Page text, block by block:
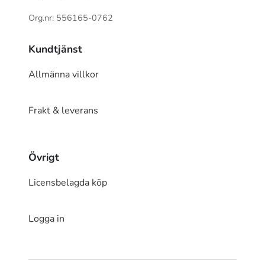
Org.nr: 556165-0762
Kundtjänst
Allmänna villkor
Frakt & leverans
Övrigt
Licensbelagda köp
Logga in